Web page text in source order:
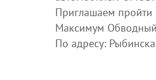
Приглашаем пройти
Максимум
По адресу: